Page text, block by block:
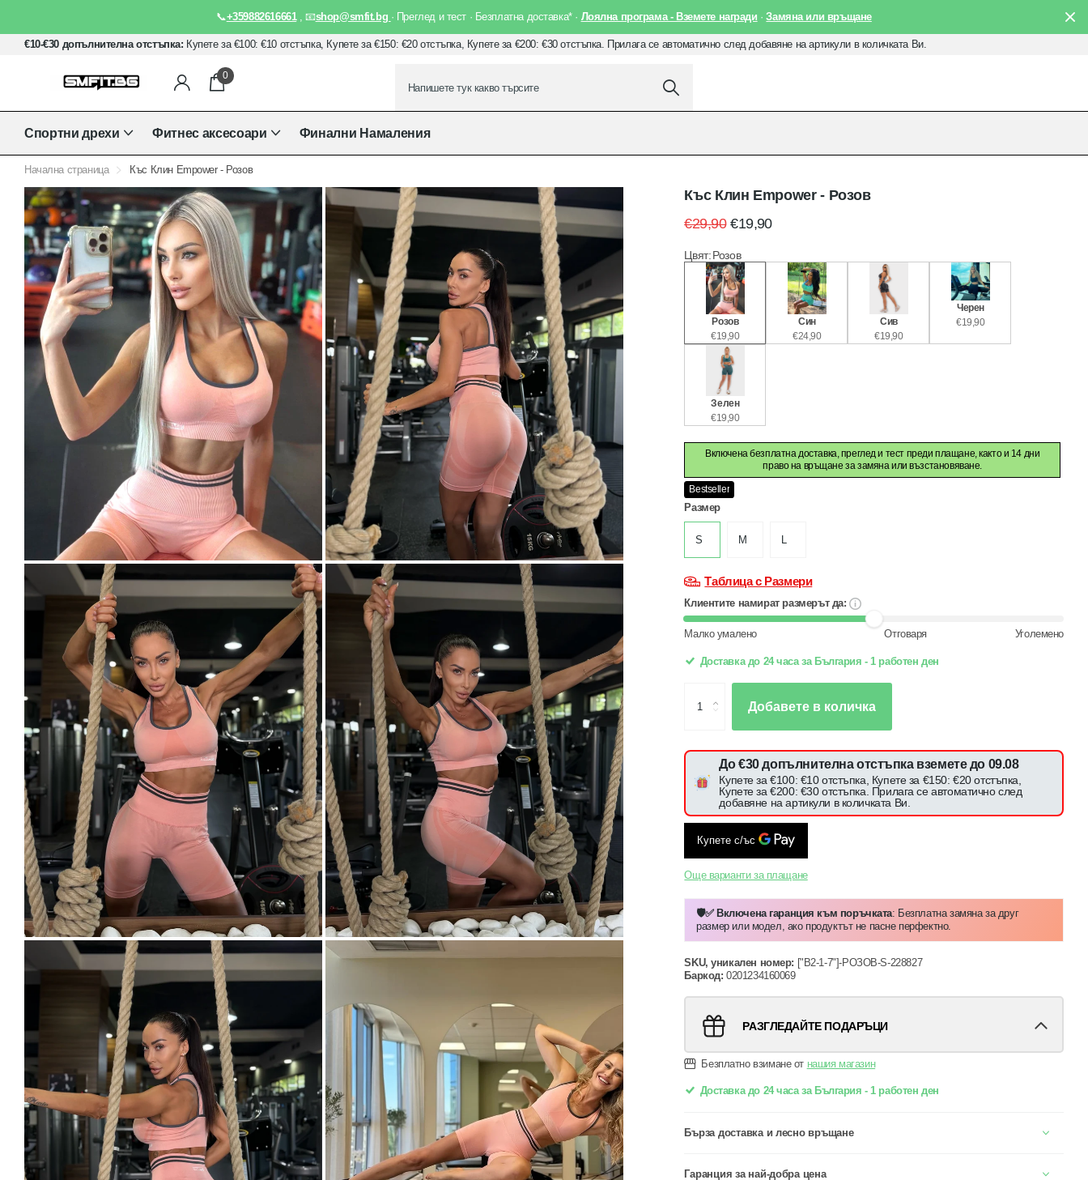
📞+359882616661 , 📧shop@smfit.bg · Преглед и тест · Безплатна доставка* · Лоялна програма - Вземете награди ·Замяна или връщане
€10-€30 допълнителна отстъпка: Купете за €100: €10 отстъпка, Купете за €150: €20 отстъпка, Купете за €200: €30 отстъпка. Прилага се автоматично след добавяне на артикули в количката Ви.
0
Спортни дрехи Фитнес аксесоари Финални Намаления
Начална страница Къс Клин Empower - Розов
Къс Клин Empower - Розов
€29,90 €19,90
Цвят:Розов
Розов
€19,90
Син
€24,90
Сив
€19,90
Черен
€19,90
Зелен
€19,90
Включена безплатна доставка, преглед и тест преди плащане, както и 14 дни
право на връщане за замяна или възстановяване.
Bestseller
Размер
S M
Таблица с Размери
Клиентите намират размерът да:
Малко умалено Отговаря Уголемено
Доставка до 24 часа за България - 1 работен ден
Добавете в количка
До €30 допълнителна отстъпка вземете до 09.08
Купете за €100: €10 отстъпка, Купете за €150: €20 отстъпка,
Купете за €200: €30 отстъпка. Прилага се автоматично след
добавяне на артикули в количката Ви.
Още варианти за плащане
🛡️✅ Включена гаранция към поръчката: Безплатна замяна за друг
размер или модел, ако продуктът не пасне перфектно.
SKU, уникален номер: ["B2-1-7"]-РОЗОВ-S-228827
Баркод: 0201234160069
РАЗГЛЕДАЙТЕ ПОДАРЪЦИ
Безплатно взимане от нашия магазин
Доставка до 24 часа за България - 1 работен ден
Бърза доставка и лесно връщане
Гаранция за най-добра цена